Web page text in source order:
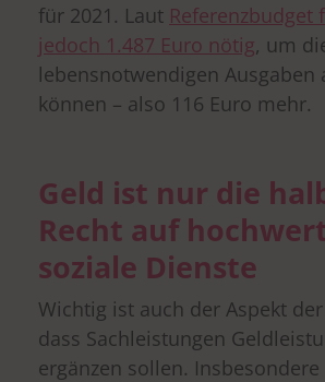
für 2021. Laut Referenzbudget
jedoch 1.487 Euro nötig, um
lebensnotwendigen Ausgaben
können – also 116 Euro mehr.
Geld ist nur die
Recht auf
soziale Dienste
Wichtig ist auch der Aspekt
dass Sachleistungen
ergänzen sollen.